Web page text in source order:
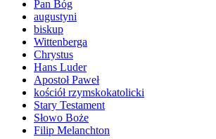
Pan Bóg
augustyni
biskup
Wittenberga
Chrystus
Hans Luder
Apostoł Paweł
kościół rzymskokatolicki
Stary Testament
Słowo Boże
Filip Melanchton